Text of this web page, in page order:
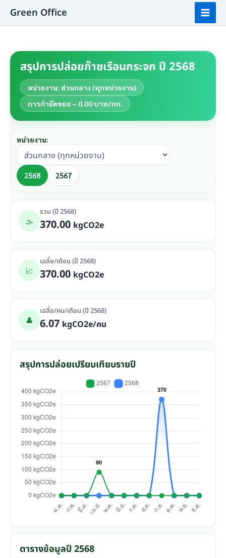
Green Office
Main
สรุปการปล่อยก๊าซเรือนกระจก ปี 2568
หน่วยงาน: ส่วนกลาง (ทุกหน่วยงาน)
การกำจัดขยะ ~ 0.00 บาท/กก.
หน่วยงาน:
2568 2567
🌫️
รวม (ปี 2568)
370.00 kgCO2e
📈
เฉลี่ย/เดือน (ปี 2568)
370.00 kgCO2e
👤
เฉลี่ย/คน/เดือน (ปี 2568)
6.07 kgCO2e/คน
สรุปการปล่อยเปรียบเทียบรายปี
ตารางข้อมูลปี 2568